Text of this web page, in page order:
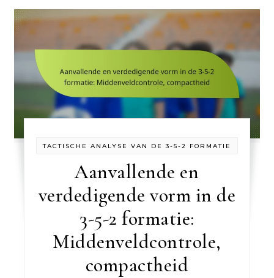
TACTISCHE ANALYSE VAN DE 3-5-2 FORMATIE
Aanvallende en
verdedigende vorm in de
3-5-2 formatie:
Middenveldcontrole,
compactheid